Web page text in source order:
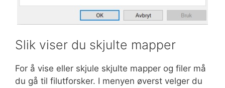
Slik viser du skjulte mapper
For å vise eller skjule skjulte mapper og filer må
du gå til filutforsker. I menyen øverst velger du